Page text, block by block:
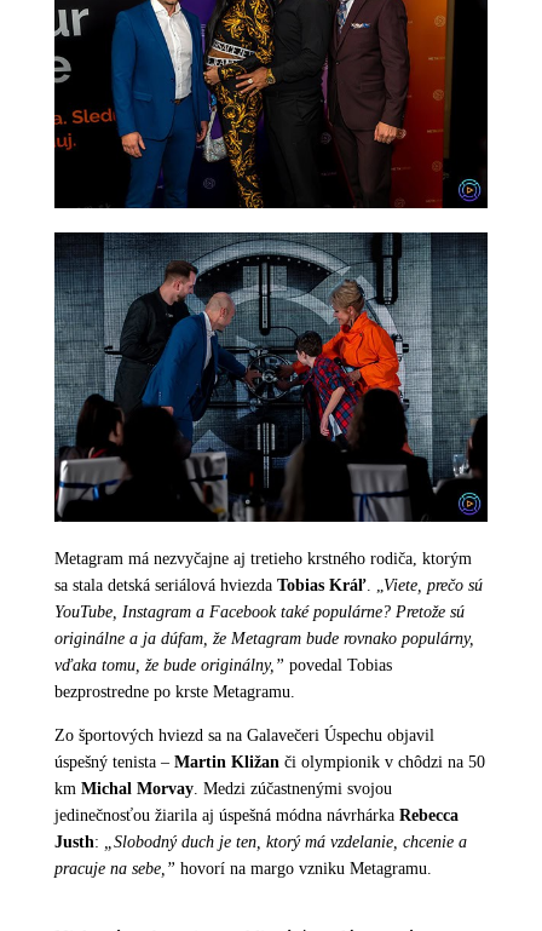
Metagram má nezvyčajne aj tretieho krstného rodiča, ktorým
sa stala detská seriálová hviezda Tobias Kráľ
Viete, prečo sú
YouTube, Instagram a Facebook také populárne? Pretože sú
originálne a ja dúfam, že Metagram bude rovnako populárny,
vďaka tomu, že bude originálny,” povedal Tobias
bezprostredne po krste Metagramu.
Zo športových hviezd sa na Galavečeri Úspechu objavil
úspešný tenista – Martin Kližan či olympionik v chôdzi na 50
km Michal Morvay . Medzi zúčastnenými svojou
jedinečnosťou žiarila aj úspešná módna návrhárka Rebecca
Justh:
Slobodný duch je ten, ktorý má vzdelanie, chcenie a
pracuje na sebe,” hovorí na margo vzniku Metagramu.